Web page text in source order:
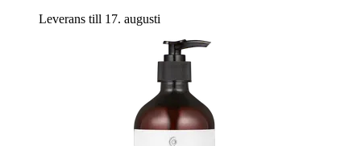
Leverans till 17. augusti